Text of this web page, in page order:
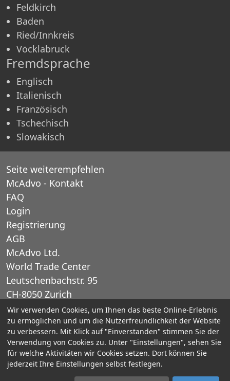
Feldkirch
Baden
Ried/Innkreis
Vöcklabruck
Fremdsprache
Englisch
Italienisch
Französisch
Tschechisch
Slowakisch
Seite weiterempfehlen
McAdvo - Kontakt
FAQ
Login
Registrierung
AGB
McAdvo Ltd.
World Trade Center
Leutschenbachstr. 95
CH-8050 Zurich
Schweiz
E-Mail: office@mcadvo.com
© 2005-2025 McAdvo Ltd.
Datenschutz
Wir verwenden Cookies, um Ihnen das beste Online-Erlebnis
zu ermöglichen und um die Nutzerfreundlichkeit der Website
zu verbessern. Mit Klick auf "Einverstanden" stimmen Sie der
Verwendung von Cookies zu. Unter "Einstellungen", sehen Sie
für welche Aktivitäten wir Cookies setzen. Dort können Sie
jederzeit Ihre Einstellungen selbst festlegen.